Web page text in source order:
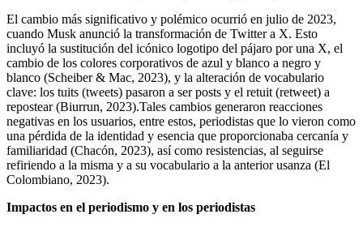
El cambio más significativo y polémico ocurrió en julio de 2023,
cuando Musk anunció la transformación de Twitter a X. Esto
incluyó la sustitución del icónico logotipo del pájaro por una X, el
cambio de los colores corporativos de azul y blanco a negro y
blanco (Scheiber & Mac, 2023), y la alteración de vocabulario
clave: los tuits (tweets) pasaron a ser posts y el retuit (retweet) a
repostear (Biurrun, 2023).Tales cambios generaron reacciones
negativas en los usuarios, entre estos, periodistas que lo vieron como
una pérdida de la identidad y esencia que proporcionaba cercanía y
familiaridad (Chacón, 2023), así como resistencias, al seguirse
refiriendo a la misma y a su vocabulario a la anterior usanza (El
Colombiano, 2023).
Impactos en el periodismo y en los periodistas